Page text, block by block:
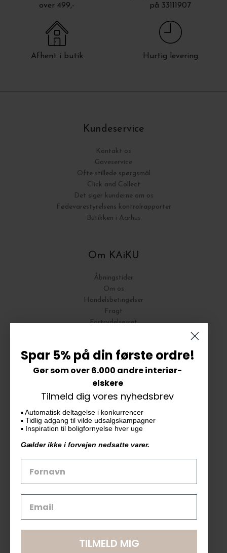
over 499,-
på 33111907
Afhent i butik Hurtig levering
Kundeservice
Kontakt os
Gaveservice
Ofte stillede spørgsmål
Click and Collect
Det siger kunderne om os
Fødevarestyrelsens kontrolrapporter
Butikken i Aarhus
Om KAiKU
Åbningstider
Om os
Handelsbetingelser
Fragt
Fortrydelsesret
Vores butik
KAiKU ApS
Langdalsvej 46, bygning 7
8220 Brabrand
Tlf. 33 11 19 07
CVR-nr. 30715349
Spar 5% på din første ordre!
Gør som over 6.000 andre interiør-
elskere
Tilmeld dig vores nyhedsbrev
▪️ Automatisk deltagelse i konkurrencer
▪️ Tidlig adgang til vilde udsalgskampagner
▪️ Inspiration til boligfornyelse hver uge
Gælder ikke i forvejen nedsatte varer.
TILMELD MIG